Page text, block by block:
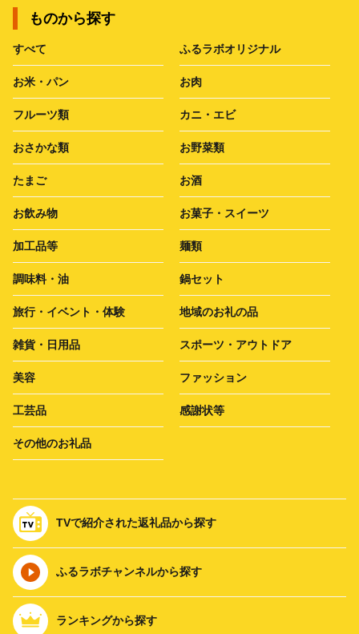
ものから探す
すべて ふるラボオリジナル
お米・パン お肉
フルーツ類 カニ・エビ
おさかな類 お野菜類
たまご お酒
お飲み物 お菓子・スイーツ
加工品等 麺類
調味料・油 鍋セット
旅行・イベント・体験 地域のお礼の品
雑貨・日用品 スポーツ・アウトドア
美容 ファッション
工芸品 感謝状等
その他のお礼品
TVで紹介された返礼品から探す
ふるラボチャンネルから探す
ランキングから探す